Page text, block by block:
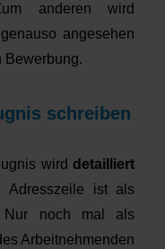
anderen wird
angesehen
Bewerbung.
schreiben
wird detailliert
Adresszeile ist als
Nur noch mal als
Arbeitnehmenden